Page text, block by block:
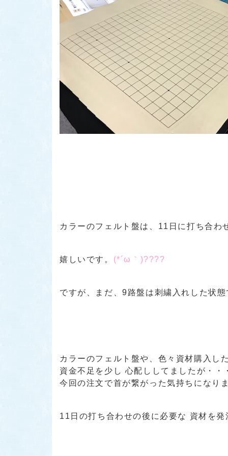
カラーのフェルト盤は、11日に打ち合わ
嬉しいです。 (*´ω｀)????
ですが、まだ、9路盤は刺繍入れした状
カラーのフェルト盤や、色々資材購入し
資金不足を少し 心配ししてましたが・・
今回の注文で首が繋がった気持ちになり
11日の打ち合わせの後に必要な 資材を